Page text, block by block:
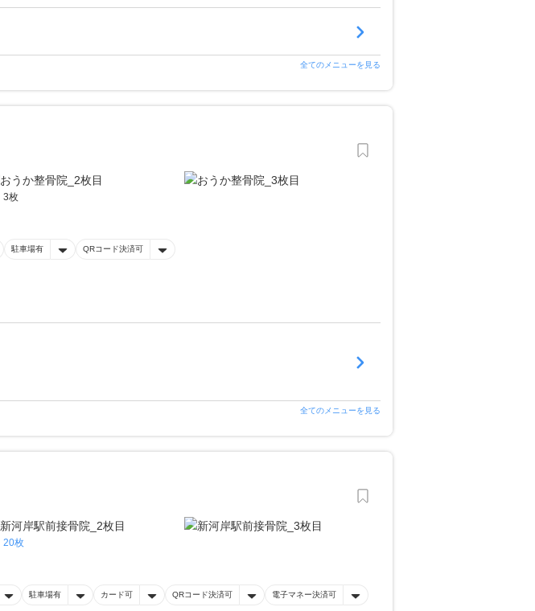
全てのメニューを見る
3枚
駐車場有 QRコード決済可
全てのメニューを見る
20枚
駐車場有 カード可 QRコード決済可 電子マネー決済可